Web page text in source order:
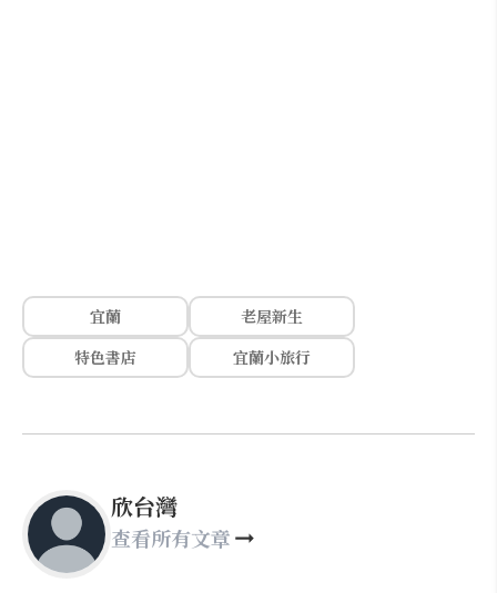
宜蘭
老屋新生
特色書店
宜蘭小旅行
欣台灣
查看所有文章